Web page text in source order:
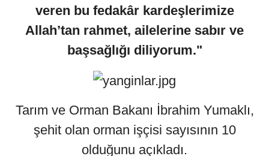
veren bu fedakâr kardeşlerimize
Allah’tan rahmet, ailelerine sabır ve
başsağlığı diliyorum."
Tarım ve Orman Bakanı İbrahim Yumaklı,
şehit olan orman işçisi sayısının 10
olduğunu açıkladı.